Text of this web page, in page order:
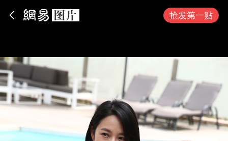
抢发第一贴